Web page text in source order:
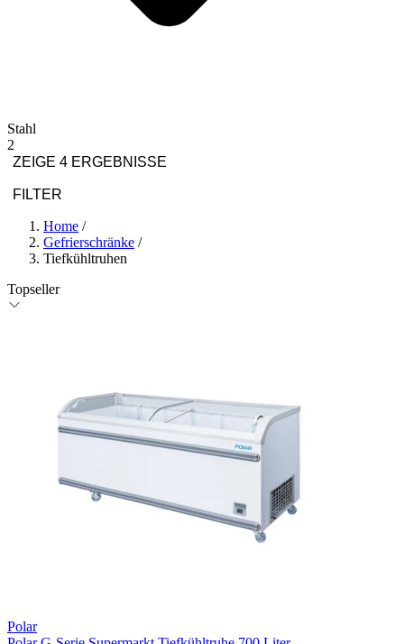
Stahl
2
ZEIGE 4 ERGEBNISSE
FILTER
Home /
Gefrierschränke /
Tiefkühltruhen
Topseller
Polar